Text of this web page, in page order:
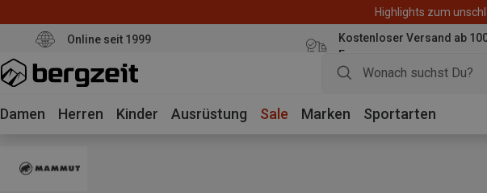
Highlights zum
Online seit 1999
Kostenloser Versand ab
Euro
Damen Herren Kinder Ausrüstung Sale Marken Sportarten